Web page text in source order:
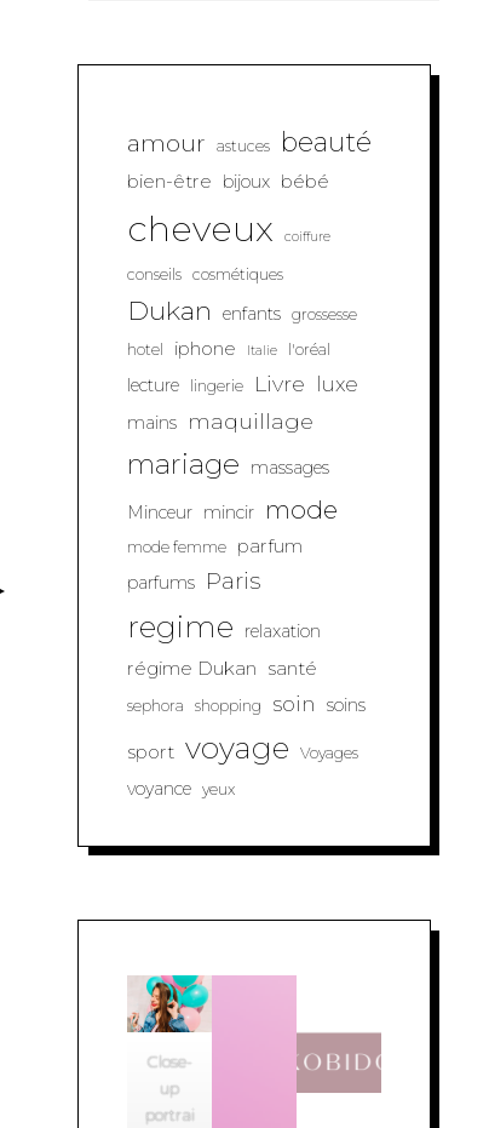
amour astuces beauté
bien-être bijoux bébé
cheveux coiffure
conseils cosmétiques
Dukan enfants grossesse
hotel
iphone Italie l'oréal
lecture lingerie Livre luxe
mains maquillage
mariage massages
Minceur mincir mode
mode femme parfum
parfums Paris
regime relaxation
régime Dukan santé
sephora shopping soin soins
sport voyage Voyages
voyance yeux
Close-
up
portrai